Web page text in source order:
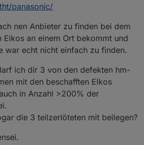
panasonic/
nen Anbieter zu finden bei dem
Elkos an einem Ort bekommt und
war echt nicht einfach zu finden.
ich dir 3 von den defekten hm-
mit den beschafften Elkos
in Anzahl >200% der
die 3 teilzerlöteten mit beilegen?